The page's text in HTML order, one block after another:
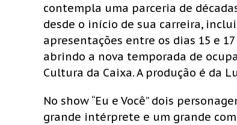
contempla uma parceria de
desde o início de sua carreira,
apresentações entre os dias 15 e
abrindo a nova temporada de
Cultura da Caixa. A produção é da
No show “Eu e Você” dois
grande intérprete e um grande